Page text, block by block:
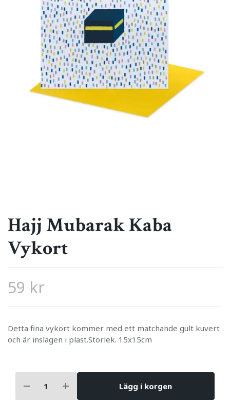
Hajj Mubarak Kaba
Vykort
59 kr
Detta fina vykort kommer med ett matchande gult kuvert
och är inslagen i plast.Storlek. 15x15cm
Lägg i korgen